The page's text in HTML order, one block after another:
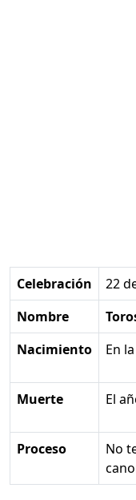
Celebración 22
Nombre
Nacimiento
en
Muerte el
Proceso
No